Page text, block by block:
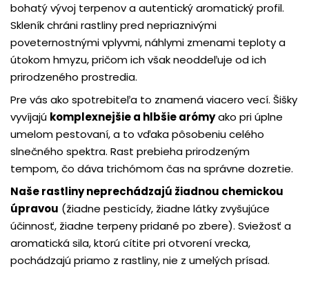
bohatý vývoj terpenov a autentický aromatický profil.
Skleník chráni rastliny pred nepriaznivými
poveternostnými vplyvmi, náhlymi zmenami teploty a
útokom hmyzu, pričom ich však neoddeľuje od ich
prirodzeného prostredia.
Pre vás ako spotrebiteľa to znamená viacero vecí. Šišky
vyvíjajú komplexnejšie a hlbšie arómyako pri úplne
umelom pestovaní, a to vďaka pôsobeniu celého
slnečného spektra. Rast prebieha prirodzeným
tempom, čo dáva trichómom čas na správne dozretie.
Naše rastliny neprechádzajú žiadnou chemickou
úpravou (žiadne pesticídy, žiadne látky zvyšujúce
účinnosť, žiadne terpeny pridané po zbere). Sviežosť a
aromatická sila, ktorú cítite pri otvorení vrecka,
pochádzajú priamo z rastliny, nie z umelých prísad.